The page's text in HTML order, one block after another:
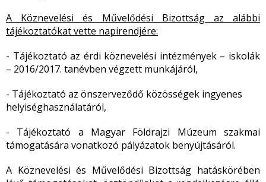
A Köznevelési és Művelődési Bizottság az alábbi
tájékoztatókat vette napirendjére:
- Tájékoztató az érdi köznevelési intézmények – iskolák
– 2016/2017. tanévben végzett munkájáról,
- Tájékoztató az önszerveződő közösségek ingyenes
helyiséghasználatáról,
- Tájékoztató a Magyar Földrajzi Múzeum szakmai
támogatására vonatkozó pályázatok benyújtásáról.
A Köznevelési és Művelődési Bizottság hatáskörében